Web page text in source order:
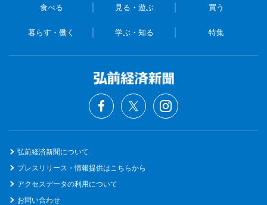
食べる 見る・遊ぶ 買う
暮らす・働く 学ぶ・知る 特集
弘前経済新聞について
プレスリリース・情報提供はこちらから
アクセスデータの利用について
お問い合わせ